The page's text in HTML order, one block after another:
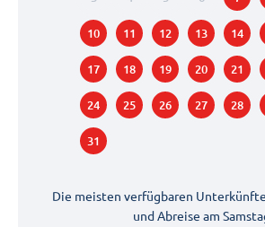
Die meisten verfügbaren
und Abreise am
10 11 12 13 14
17 18 19 20 21
24 25 26 27 28
31